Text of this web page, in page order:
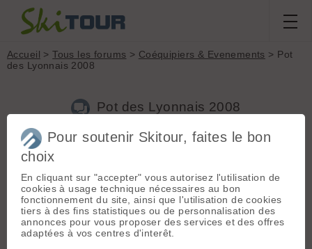
Accueil >Tous les forums > Coéquipiers & Evenements > Pot
des Lyonnais 2008
Pot des Lyonnais 2008
Nouveau sujet
Voir tous les sujets Chercher Archives
P
Pedro[251posts] - Le 02/12/2008 10:28
Rolala c'te relou alors ! 😉 Bon les Grenoblois ne venez pas
polluer notre private quenelle discussion svp. Bande de jaloux
Pour soutenir Skitour, faites le bon
choix
En cliquant sur "accepter" vous autorisez l'utilisation de
cookies à usage technique nécessaires au bon
fonctionnement du site, ainsi que l'utilisation de cookies
tiers à des fins statistiques ou de personnalisation des
annonces pour vous proposer des services et des offres
adaptées à vos centres d'interêt.